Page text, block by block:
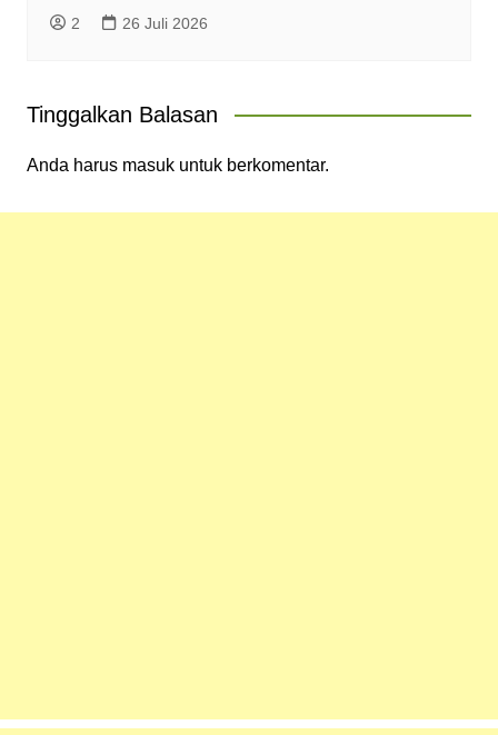
2 26 Juli 2026
Tinggalkan Balasan
Anda harus masukuntuk berkomentar.